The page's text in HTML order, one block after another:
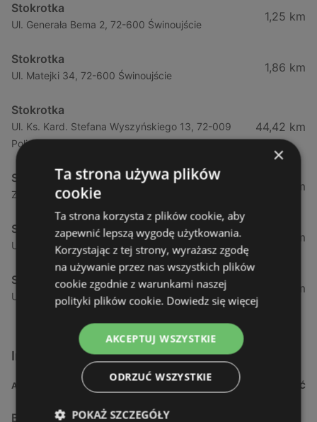
Stokrotka
Ul. Generała Bema 2, 72-600 Świnoujście
1,25 km
Stokrotka
Ul. Matejki 34, 72-600 Świnoujście
1,86 km
Stokrotka
Ul. Ks. Kard. Stefana Wyszyńskiego 13, 72-009
Police
44,42 km
Stokrotka
Zamenhofa 7a, 72-010 Police
44,49 km
Stokrotka
Ul. Górna (obok Szczecina) 7a, 71-218 Mierzyn
50,66 km
Stokrotka
Ul. Tatrzańska 3, 71-474 Szczecin
52,51 km
Inne sklepy Supermarkety w pobliżu
ADRES ODLEGŁOŚĆ
Biedronka
×
Ta strona używa plików
cookie
Ta strona korzysta z plików cookie, aby
zapewnić lepszą wygodę użytkowania.
Korzystając z tej strony, wyrażasz zgodę
na używanie przez nas wszystkich plików
cookie zgodnie z warunkami naszej
polityki plików cookie. Dowiedz się więcej
AKCEPTUJ WSZYSTKIE
ODRZUĆ WSZYSTKIE
POKAŻ SZCZEGÓŁY